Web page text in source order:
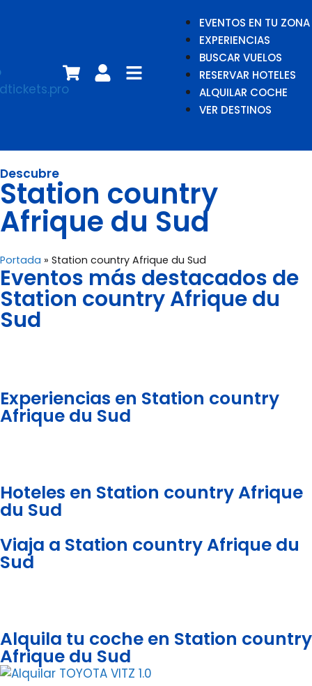
EVENTOS EN TU ZONA
EXPERIENCIAS
BUSCAR VUELOS
RESERVAR HOTELES
ALQUILAR COCHE
VER DESTINOS
Descubre
Station country
Afrique du Sud
Portada » Station country Afrique du Sud
Eventos más destacados de
Station country Afrique du
Sud
Experiencias en Station country
Afrique du Sud
Hoteles en Station country Afrique
du Sud
Viaja a Station country Afrique du
Sud
Alquila tu coche en Station country
Afrique du Sud